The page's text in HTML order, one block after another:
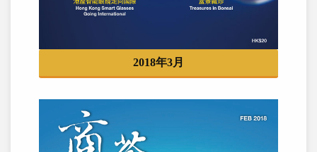
2018年3月